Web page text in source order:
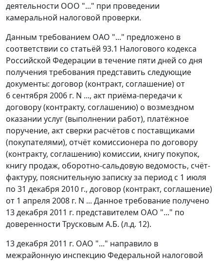
деятельности ООО "..." при проведении
камеральной налоговой проверки.
Данным требованием ОАО "..." предложено в
соответствии со статьёй 93.1 Налогового кодекса
Российской Федерации в течение пяти дней со дня
получения требования представить следующие
документы: договор (контракт, соглашение) от
6 сентября 2006 г. N ..., акт приёма-передачи к
договору (контракту, соглашению) о возмездном
оказании услуг (выполнении работ), платёжное
поручение, акт сверки расчётов с поставщиками
(покупателями), отчёт комиссионера по договору
(контракту, соглашению) комиссии, книгу покупок,
книгу продаж, оборотно-сальдовую ведомость, счёт-
фактуру, пояснительную записку за период с 1 июля
по 31 декабря 2010 г., договор (контракт, соглашение)
от 1 апреля 2008 г. N ... Данное требование получено
13 декабря 2011 г. представителем ОАО "..." по
доверенности Трусковым А.Б. (л.д. 12).
13 декабря 2011 г. ОАО "..." направило в
межрайонную инспекцию Федеральной налоговой